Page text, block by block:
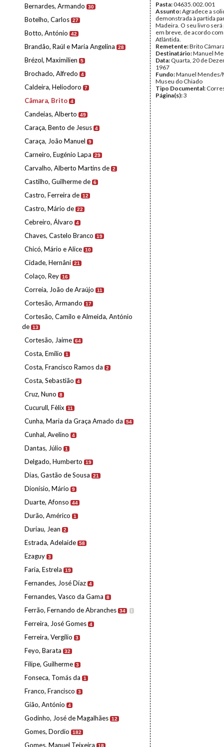
Bernardes, Armando 30
Botelho, Carlos 27
Botto, António 42
Brandão, Raúl e Maria Angelina 28
Brézol, Maximilien 5
Brochado, Alfredo 4
Caldeira, Heliodoro 7
Câmara, Brito 4
Candeias, Alberto 49
Caraça, Bento de Jesus 4
Caraça, João Manuel 9
Carneiro, Eugénio Lapa 29
Carvalho, Alberto Martins de 2
Castilho, Guilherme de 6
Castro, Ferreira de 12
Castro, Mário de 22
Cebreiro, Álvaro 4
Chaves, Castelo Branco 19
Chicó, Mário e Alice 10
Cidade, Hernâni 21
Colaço, Rey 16
Correia, João de Araújo 11
Cortesão, Armando 17
Cortesão, Camilo e Almeida, António
de 13
Cortesão, Jaime 64
Costa, Emílio 1
Costa, Francisco Ramos da 2
Costa, Sebastião 4
Cruz, Nuno 8
Cucurull, Fèlix 11
Cunha, Maria da Graça Amado da 54
Cunhal, Avelino 4
Dantas, Júlio 1
Delgado, Humberto 19
Dias, Gastão de Sousa 21
Dionísio, Mário 9
Duarte, Afonso 44
Durão, Américo 1
Duriau, Jean 2
Estrada, Adelaide 58
Ezaguy 3
Faria, Estrela 19
Fernandes, José Díaz 4
Fernandes, Vasco da Gama 8
Ferrão, Fernando de Abranches 34 I
Ferreira, José Gomes 4
Ferreira, Vergílio 3
Feyo, Barata 32
Filipe, Guilherme 3
Fonseca, Tomás da 1
Franco, Francisco 3
Gião, António 4
Godinho, José de Magalhães 12
Gomes, Dordio 182
Gomes, Manuel Teixeira 18
Pasta:04635.002.001
Assunto:Agradece a
demonstrada à partida
Madeira. O seu livro será
em breve, de acordo
Atlântida.
Remetente:Brito
Destinatário:Manuel
Data: Quarta, 20 de
1967
Fundo:Manuel Mendes/
Museu do Chiado
Tipo Documental:
Página(s):3